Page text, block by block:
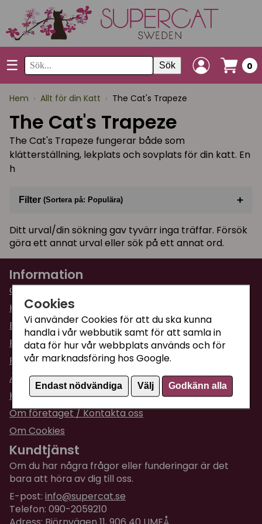
Cookies
Vi använder Cookies för att du ska kunna
handla i vår webbutik samt för att samla in
data för hur vår webbplats används och för
vår marknadsföring hos Google.
Endast nödvändiga Välj Godkänn alla
☰ Sök 0
Hem › Allt för din Katt › The Cat's Trapeze
The Cat's Trapeze
The Cat's Trapeze fungerar både som
klätterställning, lekplats och sovplats för din katt. En
h
Filter (Sortera på: Populära) +
Sortera på(Populära)
Ditt urval/din sökning gav tyvärr inga träffar. Försök
göra ett annat urval eller sök på ett annat ord.
Information
Om Supercat
Kattguiden
Butiken i Umeå
Fraktpriser & leveranser
Returinformation
Ångra din order
Köpvillkor
Om företaget / Kontakta oss
Om Cookies
Kundtjänst
Om du har några frågor eller funderingar är det
bara att höra av dig till oss.
E-post: info@supercat.se
Telefon: 090-2059210